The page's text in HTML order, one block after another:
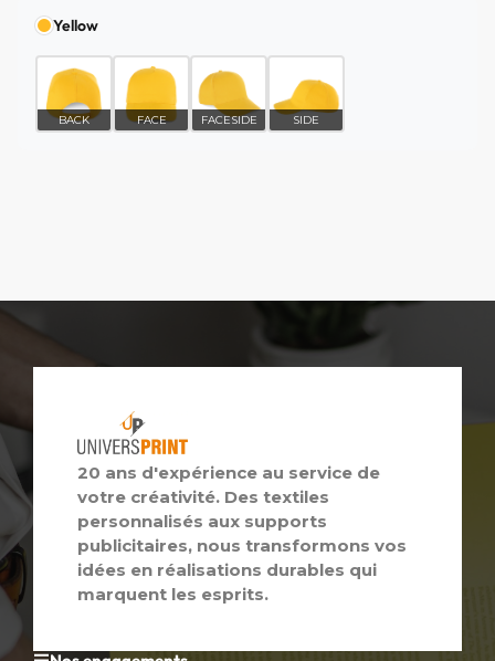
Yellow
BACK FACE FACESIDE SIDE
20 ans d'expérience au service de
votre créativité. Des textiles
personnalisés aux supports
publicitaires, nous transformons vos
idées en réalisations durables qui
marquent les esprits.